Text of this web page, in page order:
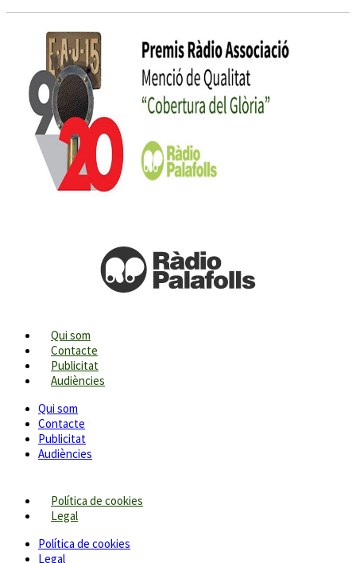
Qui som
Contacte
Publicitat
Audiències
Qui som
Contacte
Publicitat
Audiències
Política de cookies
Legal
Política de cookies
Legal